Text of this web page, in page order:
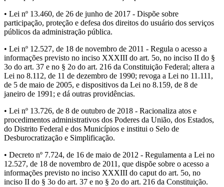
• Lei nº 13.460, de 26 de junho de 2017 - Dispõe sobre
participação, proteção e defesa dos direitos do usuário dos serviços
públicos da administração pública.
• Lei nº 12.527, de 18 de novembro de 2011 - Regula o acesso a
informações previsto no inciso XXXIII do art. 5o, no inciso II do §
3o do art. 37 e no § 2o do art. 216 da Constituição Federal; altera a
Lei no 8.112, de 11 de dezembro de 1990; revoga a Lei no 11.111,
de 5 de maio de 2005, e dispositivos da Lei no 8.159, de 8 de
janeiro de 1991; e dá outras providências.
• Lei nº 13.726, de 8 de outubro de 2018 - Racionaliza atos e
procedimentos administrativos dos Poderes da União, dos Estados,
do Distrito Federal e dos Municípios e institui o Selo de
Desburocratização e Simplificação.
• Decreto nº 7.724, de 16 de maio de 2012 - Regulamenta a Lei no
12.527, de 18 de novembro de 2011, que dispõe sobre o acesso a
informações previsto no inciso XXXIII do caput do art. 5o, no
inciso II do § 3o do art. 37 e no § 2o do art. 216 da Constituição.